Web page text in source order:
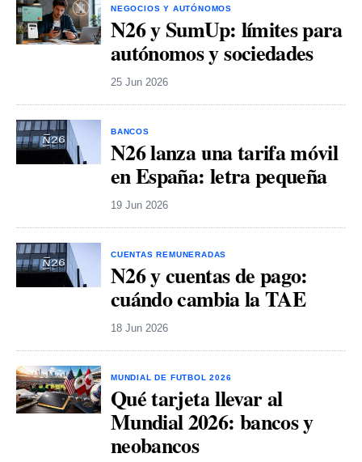
NEGOCIOS Y AUTÓNOMOS
N26 y SumUp: límites para
autónomos y sociedades
25 Jun 2026
BANCOS
N26 lanza una tarifa móvil
en España: letra pequeña
19 Jun 2026
CUENTAS REMUNERADAS
N26 y cuentas de pago:
cuándo cambia la TAE
18 Jun 2026
MUNDIAL DE FUTBOL 2026
Qué tarjeta llevar al
Mundial 2026: bancos y
neobancos